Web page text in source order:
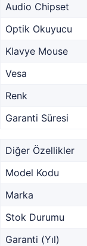
Audio Chipset
Optik Okuyucu
Klavye Mouse
Vesa
Renk
Garanti Süresi
Diğer Özellikler
Model Kodu
Marka
Stok Durumu
Garanti (Yıl)